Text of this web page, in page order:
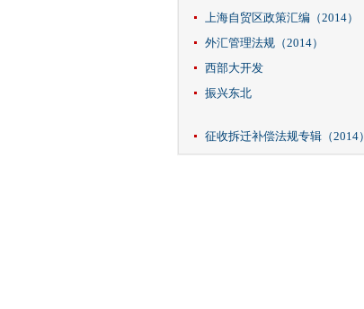
上海自贸区政策汇编（2014）
外汇管理法规（2014）
西部大开发
振兴东北
征收拆迁补偿法规专辑（2014）